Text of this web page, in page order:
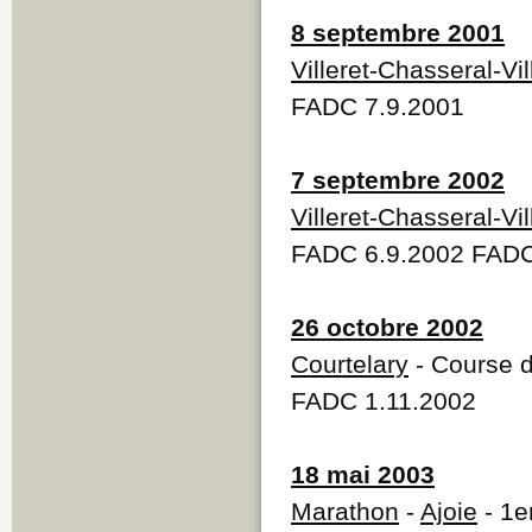
8 septembre 2001
Villeret-Chasseral-
FADC 7.9.2001
7 septembre 2002
Villeret-Chasseral-
FADC 6.9.2002
26 octobre 2002
Courtelary - Course
FADC 1.11.2002
18 mai 2003
Marathon - Ajoie -